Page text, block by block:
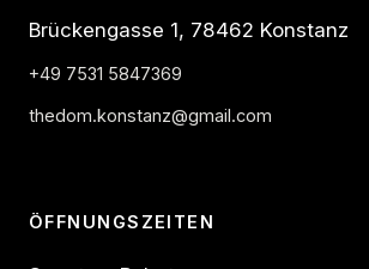
Brückengasse 1, 78462 Konstanz
+49 7531 5847369
thedom.konstanz@gmail.com
ÖFFNUNGSZEITEN